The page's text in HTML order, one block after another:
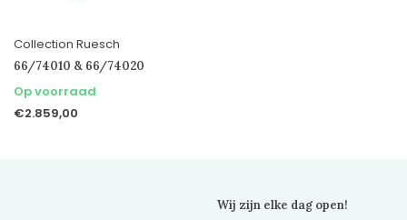
Collection Ruesch
66/74010 & 66/74020
Op voorraad
€2.859,00
Wij zijn elke dag open!